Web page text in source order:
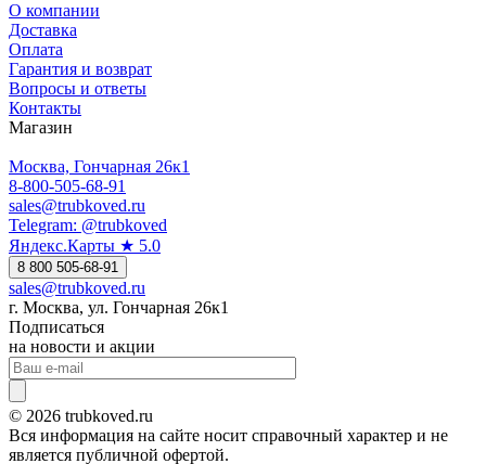
О компании
Доставка
Оплата
Гарантия и возврат
Вопросы и ответы
Контакты
Магазин
Москва, Гончарная 26к1
8-800-505-68-91
sales@trubkoved.ru
Telegram: @trubkoved
Яндекс.Карты ★ 5.0
8 800 505-68-91
sales@trubkoved.ru
г. Москва, ул. Гончарная 26к1
Подписаться
на новости и акции
© 2026 trubkoved.ru
Вся информация на сайте носит справочный характер и не
является публичной офертой.